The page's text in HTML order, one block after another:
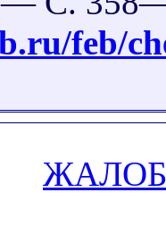
feb/